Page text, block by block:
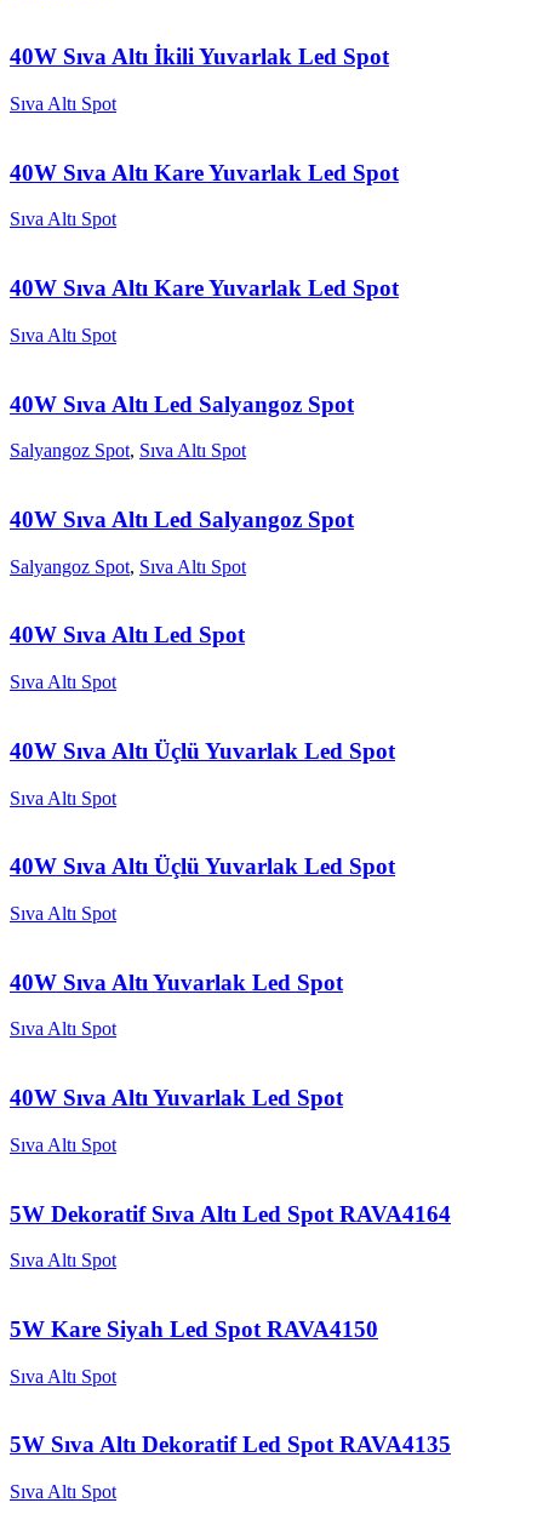
40W Sıva Altı İkili Yuvarlak Led Spot
Sıva Altı Spot
40W Sıva Altı Kare Yuvarlak Led Spot
Sıva Altı Spot
40W Sıva Altı Kare Yuvarlak Led Spot
Sıva Altı Spot
40W Sıva Altı Led Salyangoz Spot
Salyangoz Spot, Sıva Altı Spot
40W Sıva Altı Led Salyangoz Spot
Salyangoz Spot, Sıva Altı Spot
40W Sıva Altı Led Spot
Sıva Altı Spot
40W Sıva Altı Üçlü Yuvarlak Led Spot
Sıva Altı Spot
40W Sıva Altı Üçlü Yuvarlak Led Spot
Sıva Altı Spot
40W Sıva Altı Yuvarlak Led Spot
Sıva Altı Spot
40W Sıva Altı Yuvarlak Led Spot
Sıva Altı Spot
5W Dekoratif Sıva Altı Led Spot RAVA4164
Sıva Altı Spot
5W Kare Siyah Led Spot RAVA4150
Sıva Altı Spot
5W Sıva Altı Dekoratif Led Spot RAVA4135
Sıva Altı Spot